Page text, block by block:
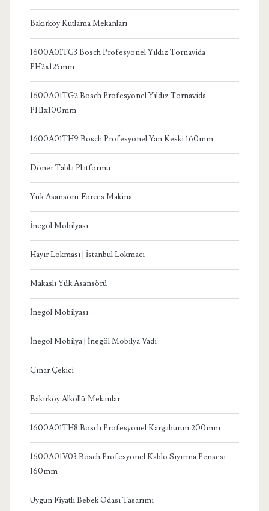
Bakırköy Kutlama Mekanları
1600A01TG3 Bosch Profesyonel Yıldız Tornavida
PH2x125mm
1600A01TG2 Bosch Profesyonel Yıldız Tornavida
PH1x100mm
1600A01TH9 Bosch Profesyonel Yan Keski 160mm
Döner Tabla Platformu
Yük Asansörü Forces Makina
İnegöl Mobilyası
Hayır Lokması | İstanbul Lokmacı
Makaslı Yük Asansörü
İnegöl Mobilyası
İnegöl Mobilya | İnegöl Mobilya Vadi
Çınar Çekici
Bakırköy Alkollü Mekanlar
1600A01TH8 Bosch Profesyonel Kargaburun 200mm
1600A01V03 Bosch Profesyonel Kablo Sıyırma Pensesi
160mm
Uygun Fiyatlı Bebek Odası Tasarımı